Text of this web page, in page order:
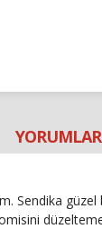
Sendika